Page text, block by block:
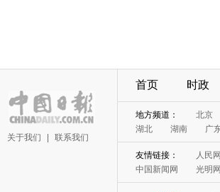
关于我们 联系我们
首页 时政
地方频道： 北京
湖北
湖南 广
友情链接： 人民网
中国新闻网
光明网